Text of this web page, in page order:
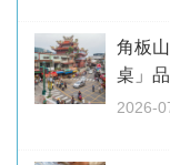
角板
桌」
2026-